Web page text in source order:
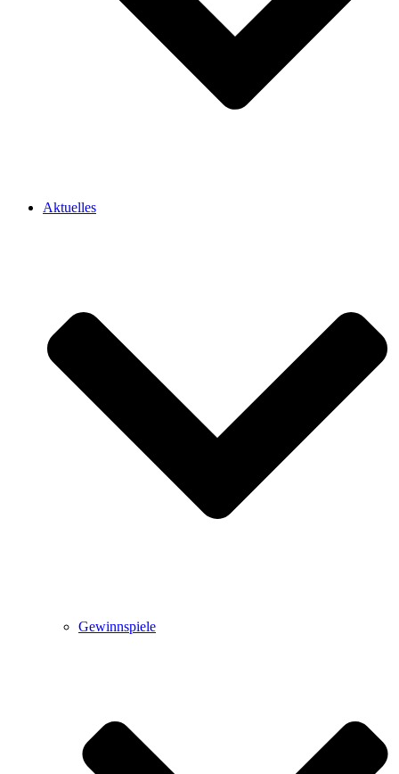
Aktuelles
Gewinnspiele